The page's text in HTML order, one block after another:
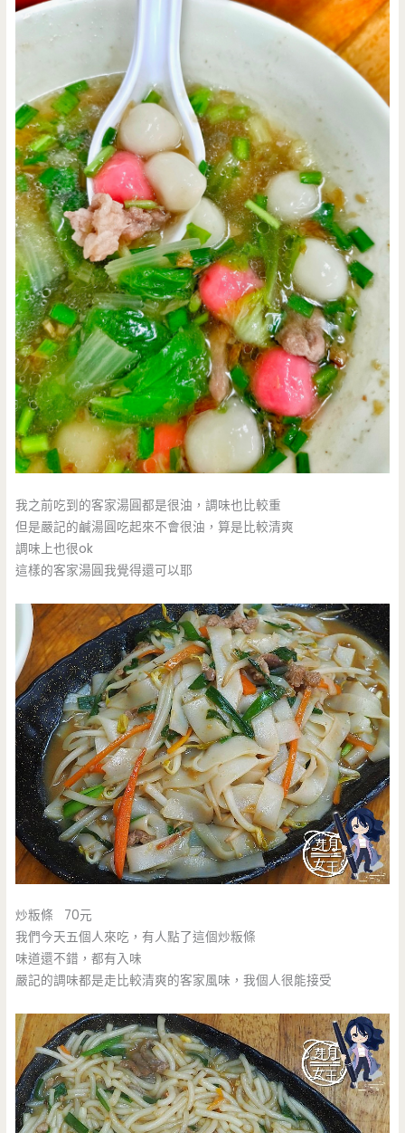
我之前吃到的客家湯圓都是很油，調味也比較重
但是嚴記的鹹湯圓吃起來不會很油，算是比較清爽
調味上也很ok
這樣的客家湯圓我覺得還可以耶
炒粄條 70元
我們今天五個人來吃，有人點了這個炒粄條
味道還不錯，都有入味
嚴記的調味都是走比較清爽的客家風味，我個人很能接受